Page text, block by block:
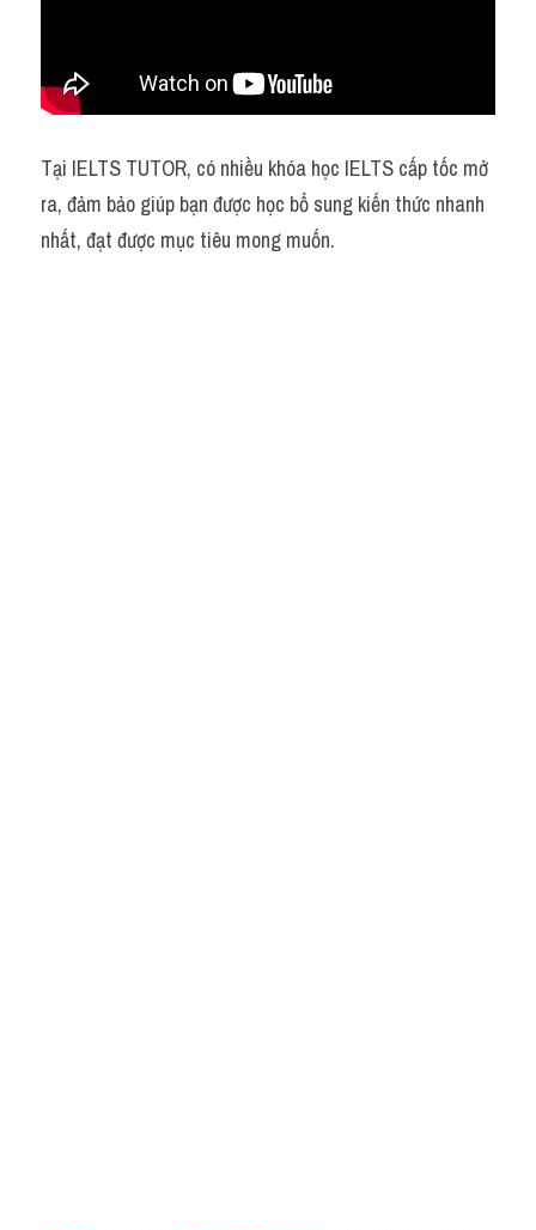
Tại IELTS TUTOR, có nhiều khóa học IELTS cấp tốc mở
ra, đảm bảo giúp bạn được học bổ sung kiến thức nhanh
nhất, đạt được mục tiêu mong muốn.